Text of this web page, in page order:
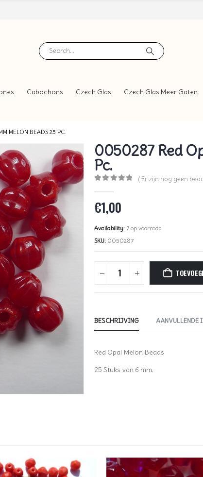
Cabochons Czech Glas Czech Glas Meer Gaten
MELON BEADS 25 PC.
0050287 Red
Pc.
( Er zijn nog geen
€1,00
Availability: 7 op voorraad
SKU: 0050287
BESCHRIJVING AANVULLENDE
Red Opal Melon Beads
25 Stuks van 6 mm.